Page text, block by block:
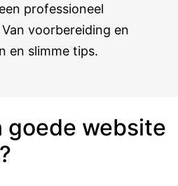
professioneel
Van voorbereiding en
en slimme tips.
goede website